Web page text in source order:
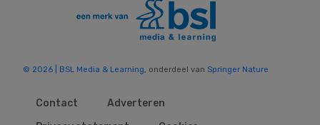
© 2026 | BSL Media & Learning , onderdeel van Springer Nature
Contact
Adverteren